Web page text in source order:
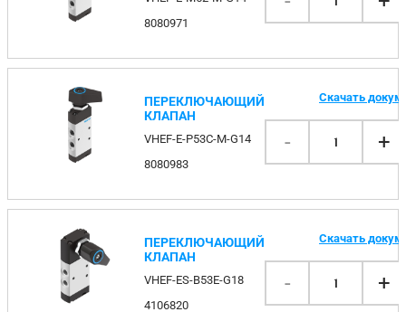
8080971
ПЕРЕКЛЮЧАЮЩИЙ
КЛАПАН
VHEF-E-P53C-M-G14
8080983
Скачать
- 1 +
ПЕРЕКЛЮЧАЮЩИЙ
КЛАПАН
VHEF-ES-B53E-G18
4106820
Скачать
- 1 +